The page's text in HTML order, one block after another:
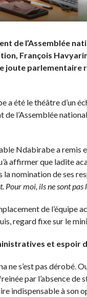
de l’Assemblée
François
joute parlementaire
a été le théâtre d’un
l’Assemblée
Ndabirabe a remis
affirmer que ladite
nomination de ses
moi, ils ne sont pas
de l’équipe
regard fixe sur le
et espoir
ne s’est pas dérobé.
par l’absence
indispensable à son